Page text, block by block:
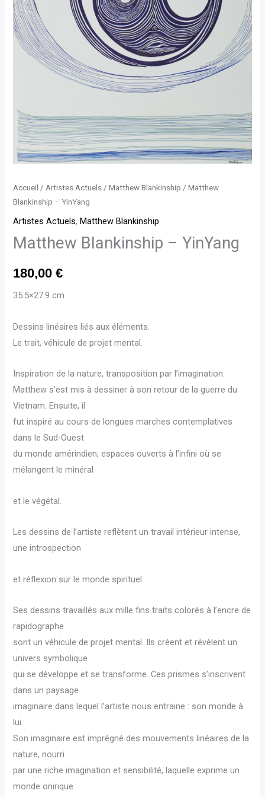
Accueil / Artistes Actuels /Matthew Blankinship / Matthew
Blankinship – YinYang
Artistes Actuels, Matthew Blankinship
Matthew Blankinship – YinYang
180,00€
35.5×27.9 cm
Dessins linéaires liés aux éléments.
Le trait, véhicule de projet mental.
Inspiration de la nature, transposition par l’imagination.
Matthew s’est mis à dessiner à son retour de la guerre du
Vietnam. Ensuite, il
fut inspiré au cours de longues marches contemplatives
dans le Sud-Ouest
du monde amérindien, espaces ouverts à l’infini où se
mélangent le minéral
et le végétal.
Les dessins de l’artiste reflètent un travail intérieur intense,
une introspection
et réflexion sur le monde spirituel.
Ses dessins travaillés aux mille fins traits colorés à l’encre de
rapidographe
sont un véhicule de projet mental. Ils créent et révèlent un
univers symbolique
qui se développe et se transforme. Ces prismes s’inscrivent
dans un paysage
imaginaire dans lequel l’artiste nous entraine : son monde à
lui.
Son imaginaire est imprégné des mouvements linéaires de la
nature, nourri
par une riche imagination et sensibilité, laquelle exprime un
monde onirique.